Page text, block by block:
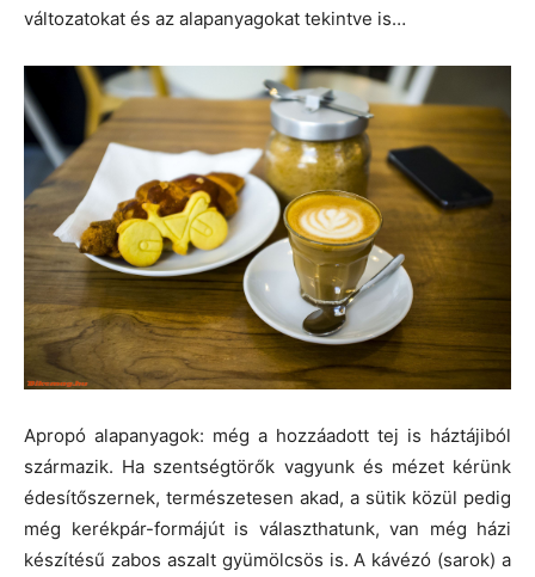
változatokat és az alapanyagokat tekintve is…
Apropó alapanyagok: még a hozzáadott tej is háztájiból
származik. Ha szentségtörők vagyunk és mézet kérünk
édesítőszernek, természetesen akad, a sütik közül pedig
még kerékpár-formájút is választhatunk, van még házi
készítésű zabos aszalt gyümölcsös is. A kávézó (sarok) a